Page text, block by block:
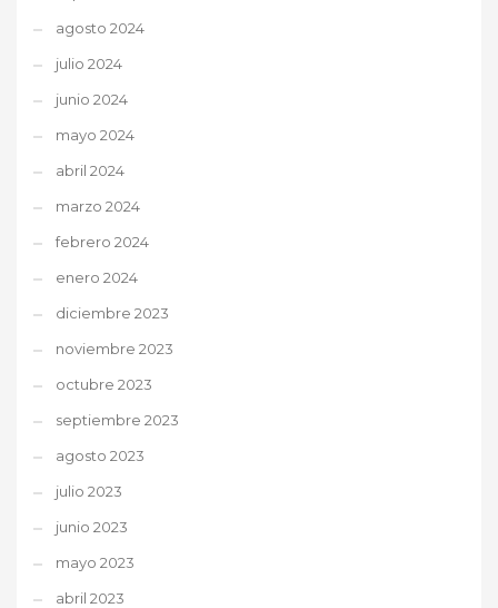
agosto 2024
julio 2024
junio 2024
mayo 2024
abril 2024
marzo 2024
febrero 2024
enero 2024
diciembre 2023
noviembre 2023
octubre 2023
septiembre 2023
agosto 2023
julio 2023
junio 2023
mayo 2023
abril 2023